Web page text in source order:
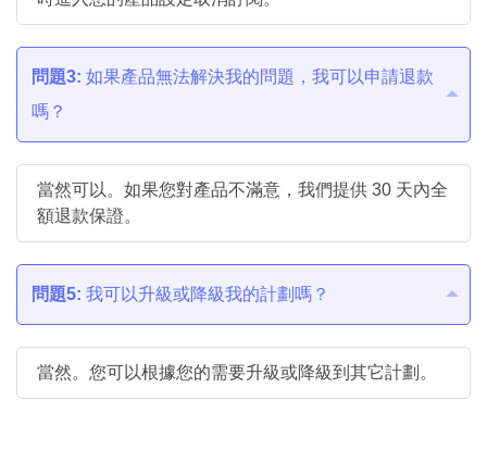
問題3: 如果產品無法解決我的問題，我可以申請退款
嗎？
當然可以。如果您對產品不滿意，我們提供 30 天內全
額退款保證。
問題5: 我可以升級或降級我的計劃嗎？
當然。您可以根據您的需要升級或降級到其它計劃。